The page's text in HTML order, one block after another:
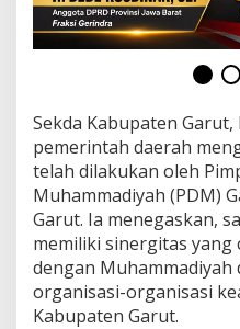
h
D
a
e
r
h
Sekda Kabupaten
pemerintah daerah
telah dilakukan oleh
Muhammadiyah (PDM)
Garut. Ia menegaskan,
memiliki sinergitas
dengan Muhammadiyah
organisasi-organisasi
Kabupaten Garut.